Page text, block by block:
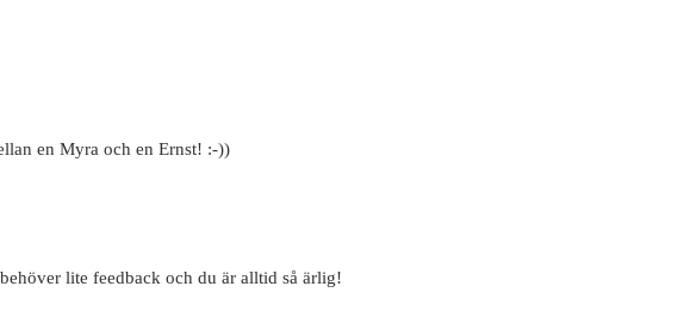
en Myra och en Ernst! :-))
lite feedback och du är alltid så ärlig!